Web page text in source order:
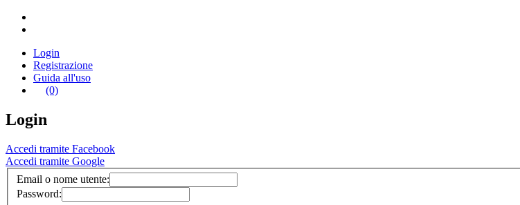
Login
Registrazione
Guida all'uso
(0)
Login
Accedi tramite Facebook
Accedi tramite Google
Email o nome utente:
Password: